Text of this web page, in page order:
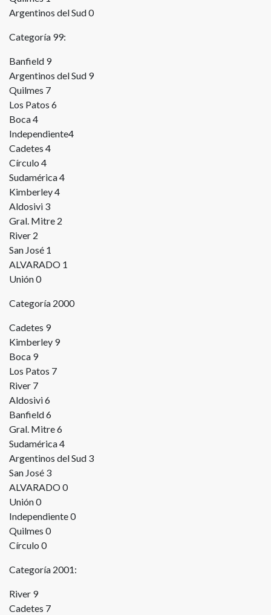
Argentinos del Sud 0
Categoría 99:
Banfield 9
Argentinos del Sud 9
Quilmes 7
Los Patos 6
Boca 4
Independiente4
Cadetes 4
Círculo 4
Sudamérica 4
Kimberley 4
Aldosivi 3
Gral. Mitre 2
River 2
San José 1
ALVARADO 1
Unión 0
Categoría 2000
Cadetes 9
Kimberley 9
Boca 9
Los Patos 7
River 7
Aldosivi 6
Banfield 6
Gral. Mitre 6
Sudamérica 4
Argentinos del Sud 3
San José 3
ALVARADO 0
Unión 0
Independiente 0
Quilmes 0
Círculo 0
Categoría 2001:
River 9
Cadetes 7